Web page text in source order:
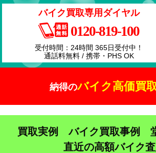
バイク買取専用ダイヤル
0120-819-100
受付時間：24時間 365日受付中！
通話料無料 / 携帯・PHS OK
納得のバイク高価買
買取実例 バイク買取事例
直近の高額バイク